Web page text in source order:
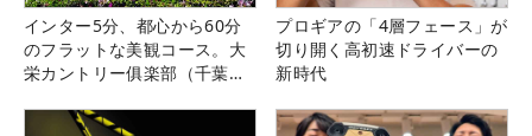
インター5分、都心から60分
のフラットな美観コース。大
栄カントリー俱楽部（千葉
プロギアの「4層フェース」が
切り開く高初速ドライバーの
新時代